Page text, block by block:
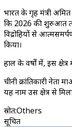
भारत के गृह मंत्री
कि 2026 की शुरुआत
विद्रोहियों से
किया।
हाल के वर्षों में, इस
चीनी क्रांतिकारी नेता
यह नाम उस क्षेत्र से
स्रोत:Others
सूचित